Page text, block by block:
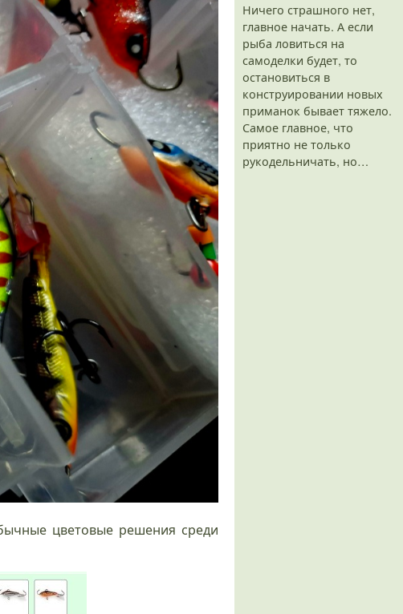
цветовые решения среди
Ничего страшного нет,
главное начать. А если
рыба ловиться на
самоделки будет, то
остановиться в
конструировании новых
приманок бывает тяжело.
Самое главное, что
приятно не только
рукодельничать, но…